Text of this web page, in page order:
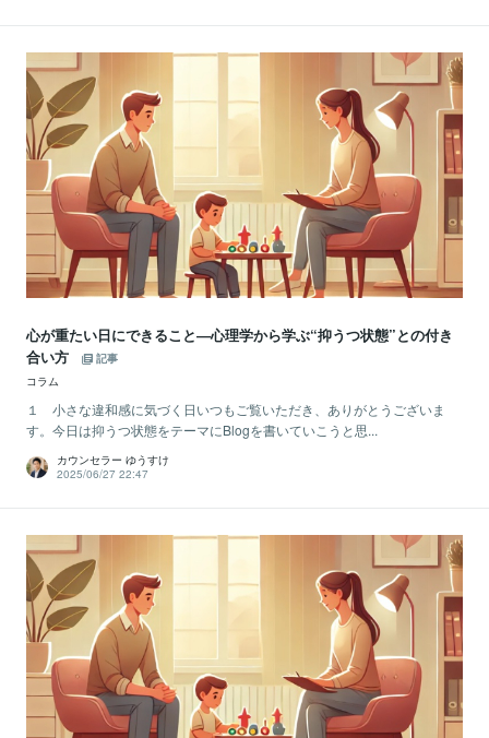
心が重たい日にできること―心理学から学ぶ“抑うつ状態”との付き
合い方
記事
コラム
１ 小さな違和感に気づく日いつもご覧いただき、ありがとうございま
す。今日は抑うつ状態をテーマにBlogを書いていこうと思...
カウンセラー ゆうすけ
2025/06/27 22:47